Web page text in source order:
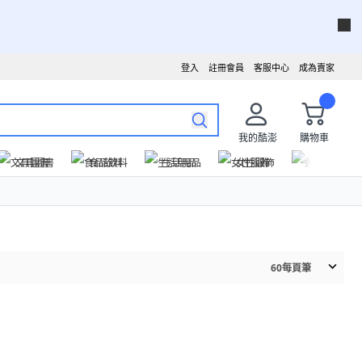
成為賣家
客服中心
註冊會員
登入
我的酷澎
購物車
文具圖書
食品飲料 生活用品 女性服飾
60每頁筆